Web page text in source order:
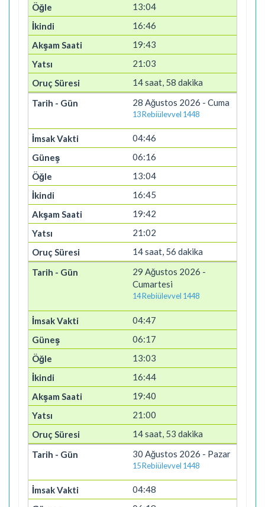
13:04
16:46
19:43
21:03
14 saat, 58 dakika
28 Ağustos 2026 - Cuma
13 Rebiülevvel 1448
04:46
06:16
13:04
16:45
19:42
21:02
14 saat, 56 dakika
29 Ağustos 2026 -
Cumartesi
14 Rebiülevvel 1448
04:47
06:17
13:03
16:44
19:40
21:00
14 saat, 53 dakika
30 Ağustos 2026 - Pazar
15 Rebiülevvel 1448
04:48